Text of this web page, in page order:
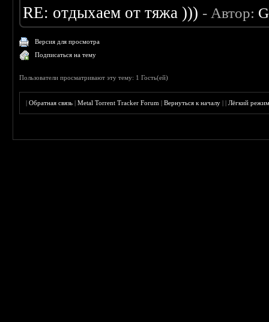
RE: отдыхаем от тяжа ))) - Автор:
Версия для просмотра
Подписаться на тему
Пользователи просматривают эту тему: 1 Гость(ей)
|Обратная связь |Metal Torrent Tracker Forum |Вернуться к началу ||Лёгкий